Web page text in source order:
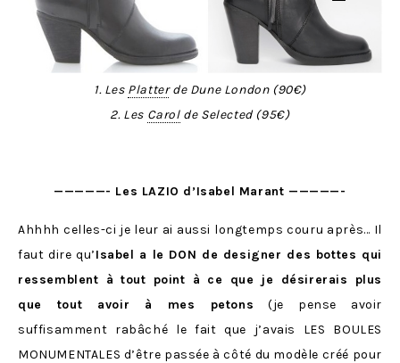
1. Les Platterde Dune London (90€)
2. Les Carolde Selected (95€)
—————- Les LAZIO d’Isabel Marant —————-
Ahhhh celles-ci je leur ai aussi longtemps couru après… Il
faut dire qu’Isabel a le DON de designer des bottes qui
ressemblent à tout point à ce que je désirerais plus
que tout avoir à mes petons (je pense avoir
suffisamment rabâché le fait que j’avais LES BOULES
MONUMENTALES d’être passée à côté du modèle créé pour